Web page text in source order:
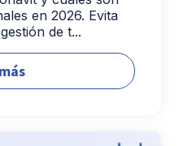
en 2026. Evita
de t...